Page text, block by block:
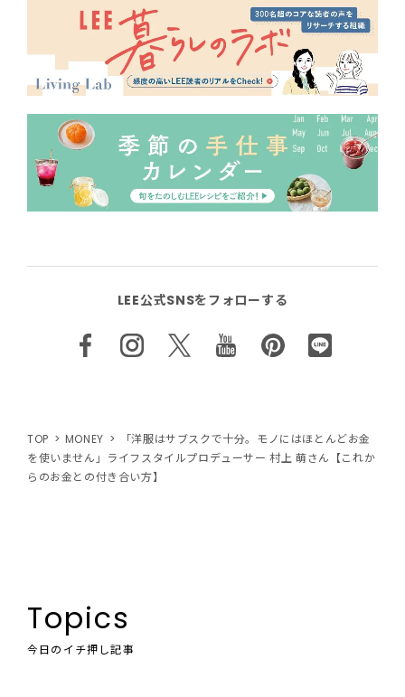
LEE公式SNSをフォローする
TOP MONEY
「洋服はサブスクで十分。モノにはほとんどお金
を使いません」ライフスタイルプロデューサー 村上 萌さん【これか
らのお金との付き合い方】
Topics
今日のイチ押し記事